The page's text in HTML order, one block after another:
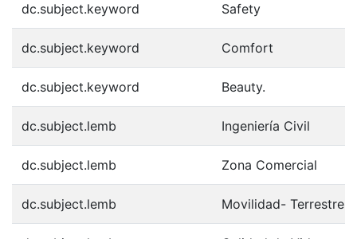
dc.subject.keyword Safety
dc.subject.keyword Comfort
dc.subject.keyword Beauty.
dc.subject.lemb Ingeniería Civil
dc.subject.lemb Zona Comercial
dc.subject.lemb Movilidad- Terrestre